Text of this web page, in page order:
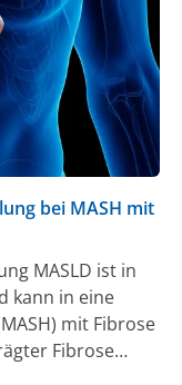
zwischen
hin.
bei MASH mit
MASLD ist in
kann in eine
mit Fibrose
Fibrose